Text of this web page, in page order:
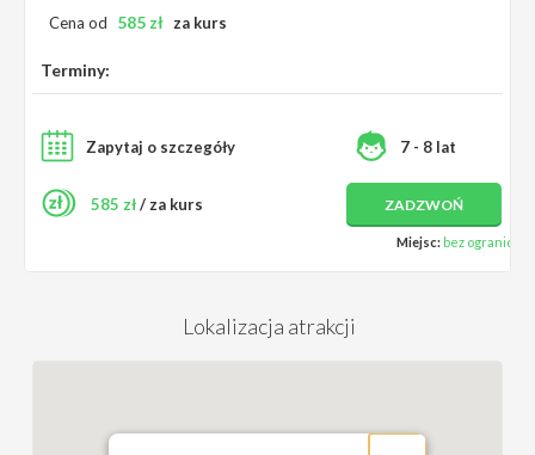
Cena od 585 zł za kurs
Terminy:
Zapytaj o szczegóły 7 - 8 lat
585 zł/ za kurs ZADZWOŃ
Miejsc: bez ograniczeń
Lokalizacja atrakcji